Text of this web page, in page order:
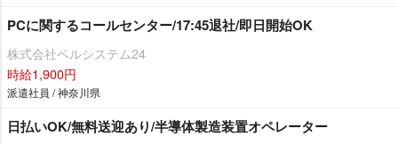
PCに関するコールセンター/17:45退社/即日開始OK
株式会社ベルシステム24
時給1,900円
派遣社員 / 神奈川県
日払いOK/無料送迎あり/半導体製造装置オペレーター